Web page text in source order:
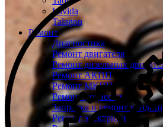
Lavida
Talagon
Ремонт
Диагностика
Ремонт двигателя
Ремонт дизельных
Ремонт АКПП
Ремонт МКПП
Ремонт подвески
Заправка и ремонт
Ремонт электрики